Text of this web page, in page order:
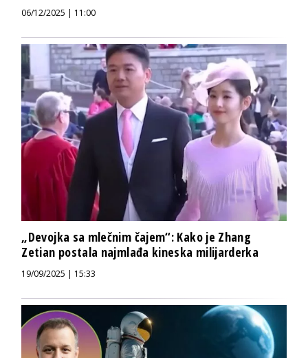
06/12/2025 | 11:00
„Devojka sa mlečnim čajem“: Kako je Zhang
Zetian postala najmlađa kineska milijarderka
19/09/2025 | 15:33